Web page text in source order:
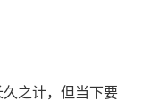
久之计，但当下要